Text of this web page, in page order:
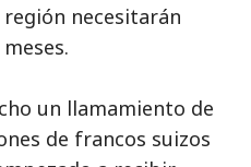
necesitarán
un llamamiento de
de francos suizos